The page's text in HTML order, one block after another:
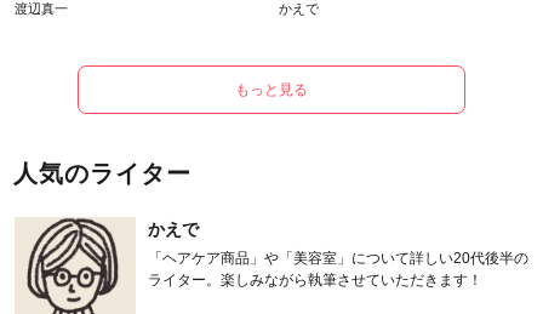
渡辺真一 かえで
もっと見る
人気のライター
かえで
「ヘアケア商品」や「美容室」について詳しい20代後半の
ライター。楽しみながら執筆させていただきます！